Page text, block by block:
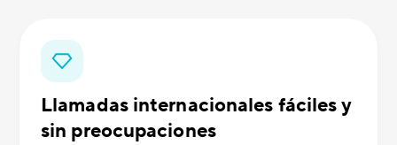
Llamadas internacionales fáciles y
sin preocupaciones